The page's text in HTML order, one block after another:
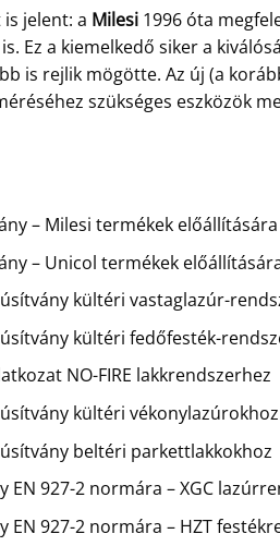
jelent: a Milesi 1996 óta
Ez a kiemelkedő siker a
is rejlik mögötte. Az új (a
szükséges eszközök
– Milesi termékek előállítására
– Unicol termékek
kültéri vastaglazúr-
kültéri fedőfesték-
NO-FIRE lakkrendszerhez
kültéri vékonylazúrokhoz
beltéri parkettlakkokhoz
EN 927-2 normára – XGC
EN 927-2 normára – HZT